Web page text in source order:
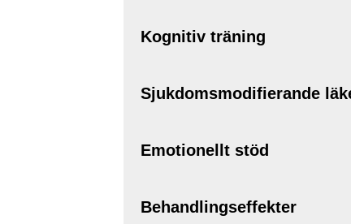
Kognitiv träning
Sjukdomsmodifierande
Emotionellt stöd
Behandlingseffekter